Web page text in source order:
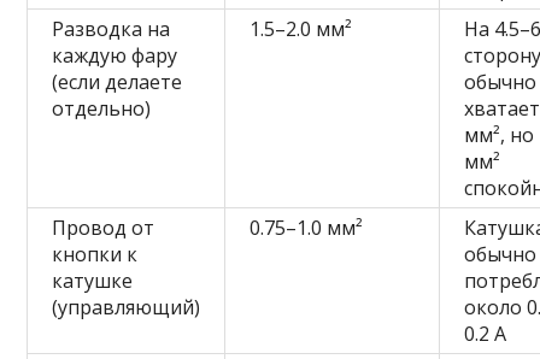
Разводка на
каждую фару
(если делаете
отдельно)
1.5–2.0 мм²
На
обычно
мм², но
мм²
Провод от
кнопки к
катушке
(управляющий)
0.75–1.0 мм²
обычно
около
0.2 А